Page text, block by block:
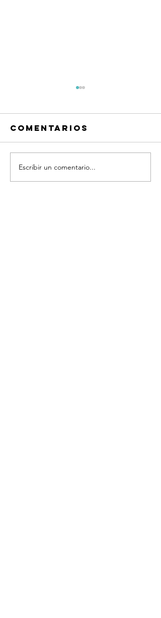
Frases
Quiero
Comentarios
Escribir un comentario...